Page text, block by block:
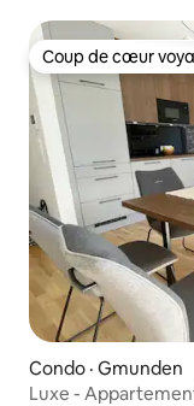
Coup de cœur
Coup de cœur
Condo · Gmunden
Luxe -